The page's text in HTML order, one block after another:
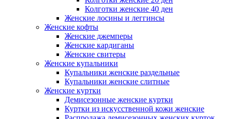
Колготки женские 40 ден
Женские лосины и леггинсы
Женские кофты
Женские джемперы
Женские кардиганы
Женские свитеры
Женские купальники
Купальники женские раздельные
Купальники женские слитные
Женские куртки
Демисезонные женские куртки
Куртки из искусственной кожи женские